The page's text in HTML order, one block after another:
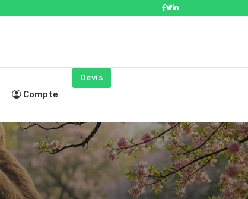
Compte
Devis